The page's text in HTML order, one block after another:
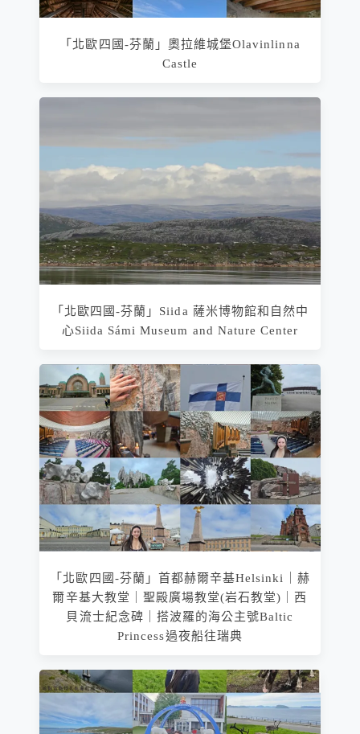
「北歐四國-芬蘭」奧拉維城堡Olavinlinna
Castle
「北歐四國-芬蘭」Siida 薩米博物館和自然中
心Siida Sámi Museum and Nature Center
「北歐四國-芬蘭」首都赫爾辛基Helsinki｜赫
爾辛基大教堂｜聖殿廣場教堂(岩石教堂)｜西
貝流士紀念碑｜搭波羅的海公主號Baltic
Princess過夜船往瑞典